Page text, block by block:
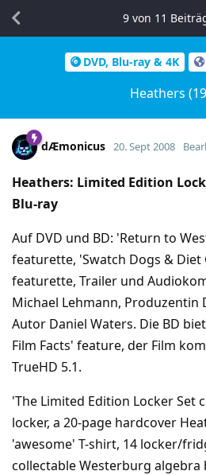
DVD, Blu-ray & 4K
Heathers
9von 11
dÆmonicus 20. Sept 2008
Heathers: Limited Edition
Blu-ray
Auf DVD und BD: 'Return to
featurette, 'Swatch Dogs & Diet
featurette, Trailer und
Michael Lehmann, Produzentin
Autor Daniel Waters. Die BD
Film Facts' feature, der Film
TrueHD 5.1.
'The Limited Edition Locker Set
locker, a 20-page hardcover
'awesome' T-shirt, 14 locker/
collectable Westerburg algebra